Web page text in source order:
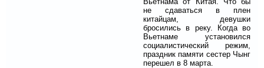
не сдаваться в плен
китайцам, девушки
бросились в реку. Когда во
Вьетнаме установился
социалистический режим,
праздник памяти сестер Чынг
перешел в 8 марта.